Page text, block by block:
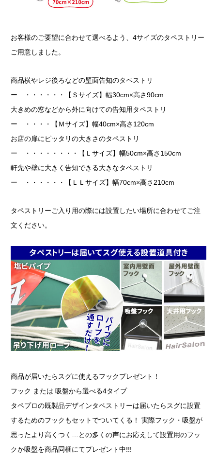
お客様のご要望に合わせて選べるよう、4サイズのタペストリー
ご用意しました。
商品横やレジ後ろなどの壁面告知のタペストリ
ー ・・・・・・【Ｓサイズ】幅30cm×高さ90cm
大きめの窓などから外に向けての告知用タペストリ
ー ・・・・【Ｍサイズ】幅40cm×高さ120cm
お店の扉にピッタリの大きさのタペストリ
ー ・・・・・・・・【Ｌサイズ】幅50cm×高さ150cm
軒先や壁に大きく告知できる大きなタペストリ
ー ・・・・・・【ＬＬサイズ】幅70cm×高さ210cm
タペストリーご入り用の際には設置したい場所に合わせてご注
文ください。
商品が届いたらスグに使えるフックプレゼント！
フック または 吸盤から選べる4タイプ
タペプロの既製品デザインタペストリーは届いたらスグに設置
するためのフックもセットでついてくる！ 実際フック・吸盤が
思ったより高くつく…との多くの声にお応えして設置用のフッ
クか吸盤を商品同梱にてプレゼント中!!!